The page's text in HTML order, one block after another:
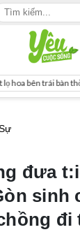
bên phải thì sao?
đưa
sinh
đi